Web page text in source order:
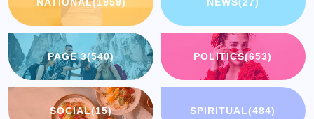
PAGE 3(540) POLITICS(653)
SOCIAL(15) SPIRITUAL(484)